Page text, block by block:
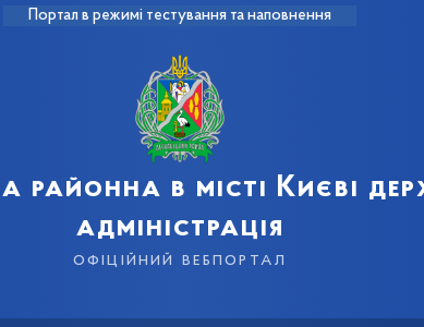
Портал в режимі тестування та наповнення
районна в місті Києві
адміністрація
офіційний вебпортал